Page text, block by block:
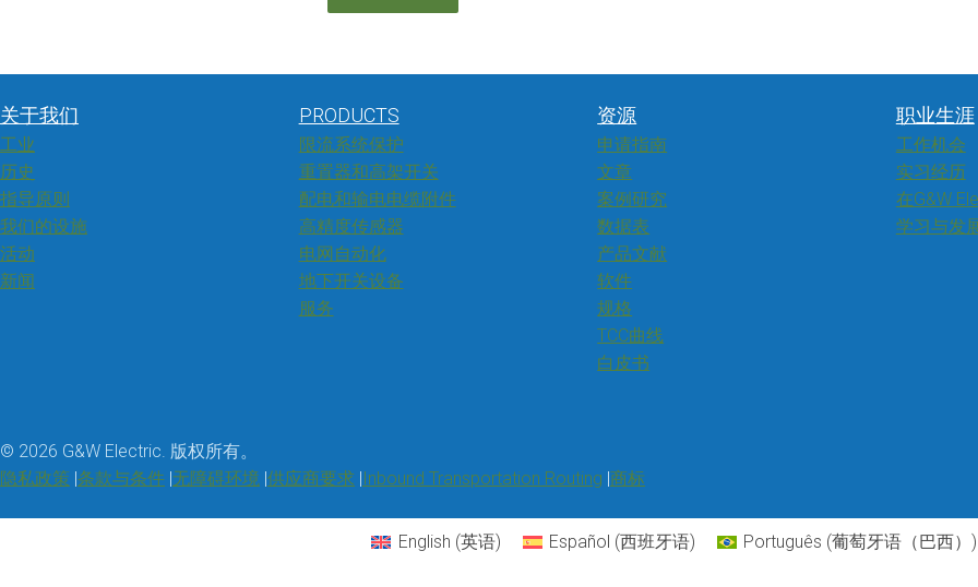
关于我们
工业
历史
指导原则
我们的设施
活动
新闻
PRODUCTS
限流系统保护
重置器和高架开关
配电和输电电缆附件
高精度传感器
电网自动化
地下开关设备
服务
资源
申请指南
文章
案例研究
数据表
产品文献
软件
规格
TCC曲线
白皮书
职业生涯
工作机会
实习经历
在G&W
学习与发
© 2026 G&W Electric. 版权所有。
隐私政策 条款与条件 无障碍环境 供应商要求 Inbound Transportation Routing 商标
English (英语) Español (西班牙语) Português (葡萄牙语（巴西）)